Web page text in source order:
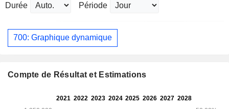
Durée Période
700: Graphique dynamique
Compte de Résultat et Estimations